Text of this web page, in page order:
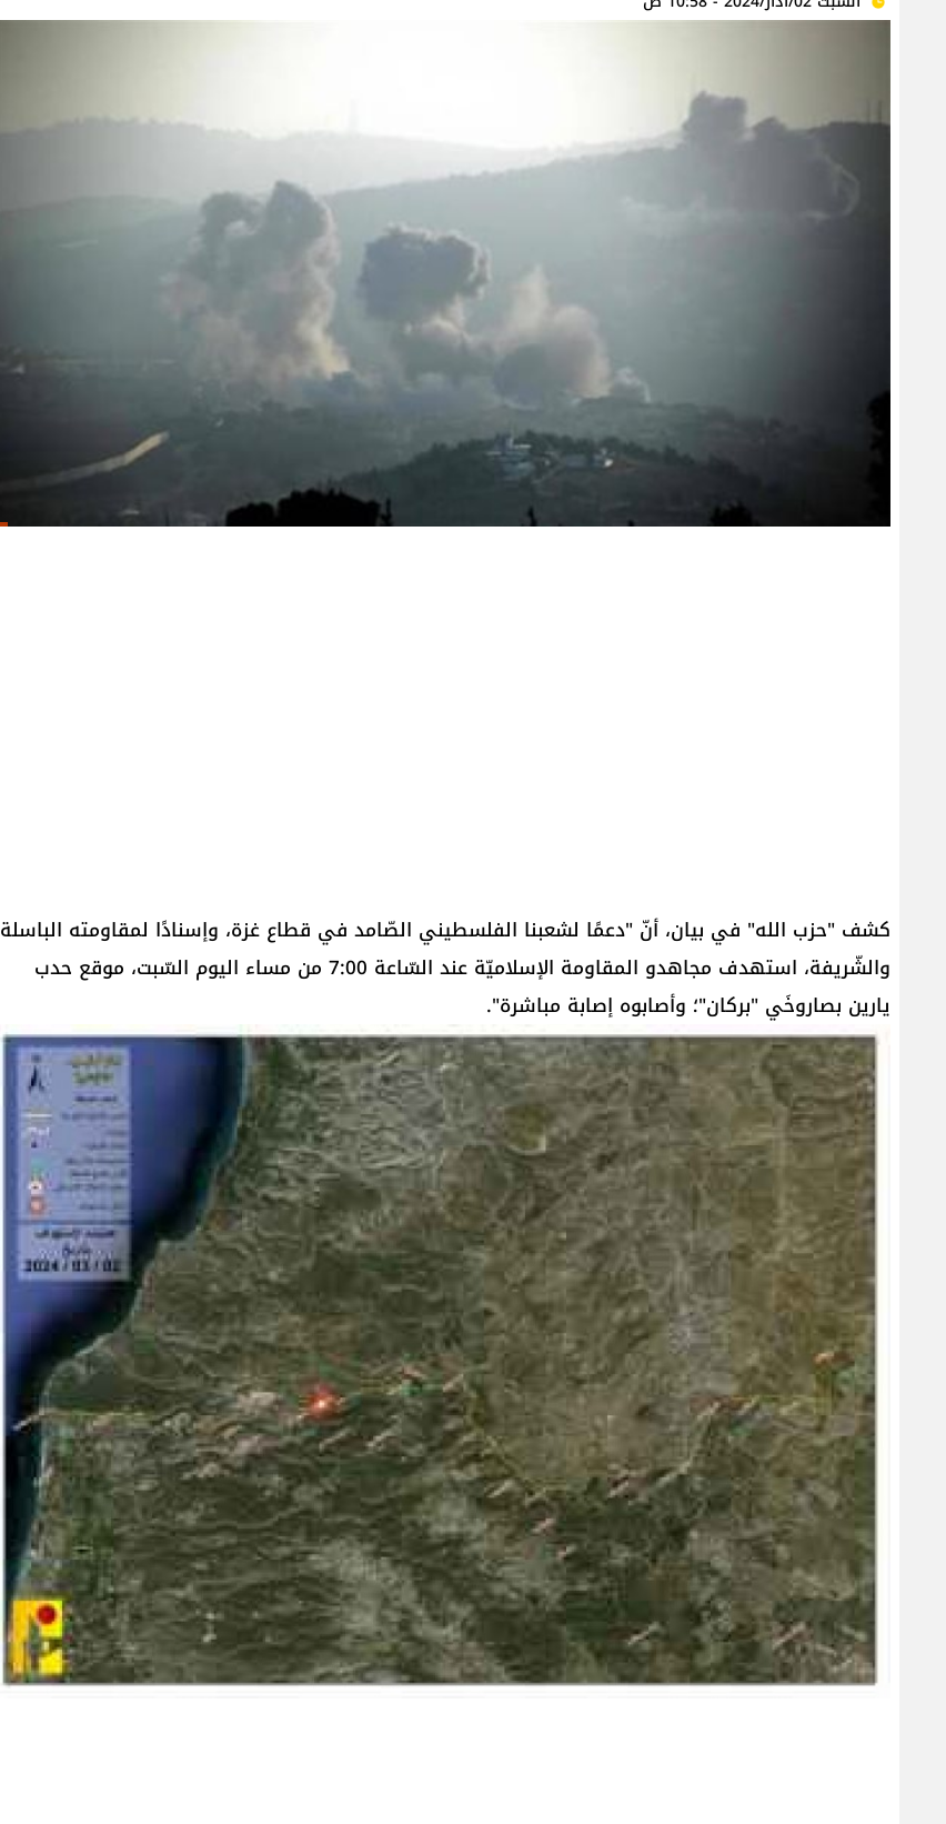
كشف "​حزب الله​" في بيان، أنّ "دعمًا لشعبنا الفلسطيني الصّامد في ​قطاع غزة​، وإسنادًا لمقاومته الباسلة
‌‌‌‏والشّريفة، ‌‎استهدف ‌‌‏مجاهدو المقاومة الإسلاميّة عند السّاعة 7:00 من مساء‎ ال‎يوم السّبت، موقع ‏حدب
يارين بصاروخَي "بركان"؛‏ وأصابوه إصابة مباشرة".